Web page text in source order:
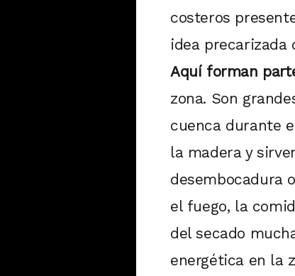
costeros
idea precarizada
Aquí forman
zona. Son
cuenca durante
la madera y
desembocadura
el fuego, la
del secado
energética en la